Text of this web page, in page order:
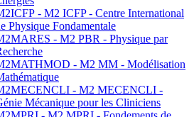
- M2 ICFP - Centre International
Physique Fondamentale
- M2 PBR - Physique par
- M2 MM - Modélisation
- M2 MECENCLI -
Mécanique pour les Cliniciens